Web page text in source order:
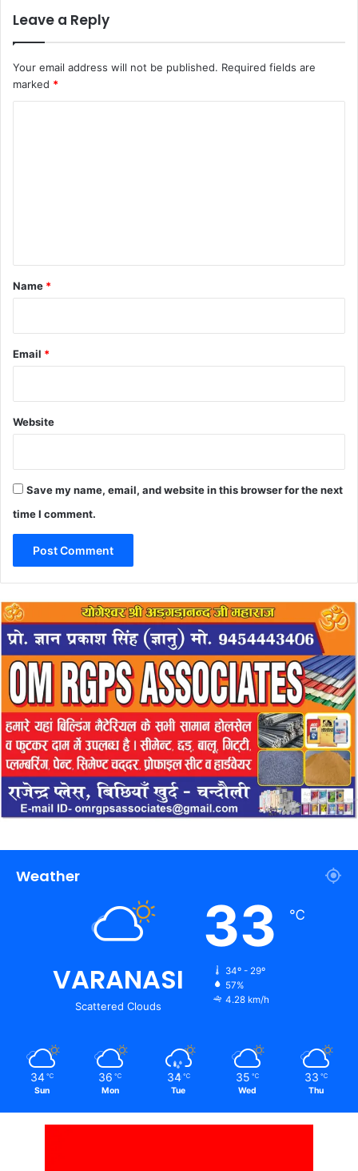
Leave a Reply
Your email address will not be published. Required fields are
marked *
*
Name *
Email *
Website
Save my name, email, and website in this browser for the next
time I comment.
Weather
VARANASI
Scattered Clouds
33 ℃
34º - 29º
57%
4.28 km/h
34 ℃
Sun
36 ℃
Mon
34 ℃
Tue
35 ℃
Wed
33 ℃
Thu